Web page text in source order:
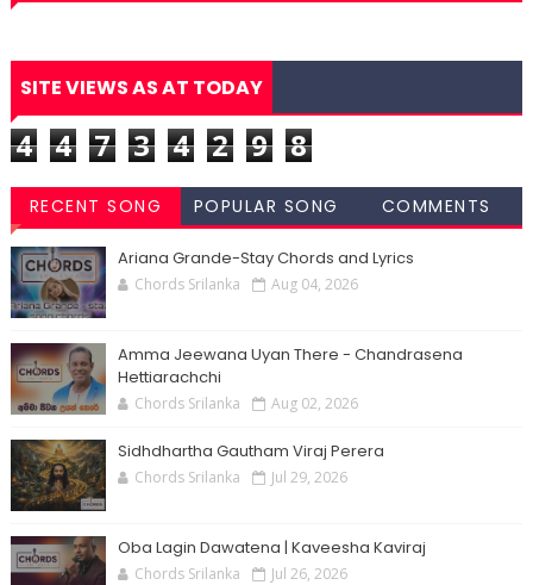
SITE VIEWS AS AT TODAY
4 4 7 3 4 2 9 8
RECENT SONG
CHORDS
POPULAR SONG
COMMENTS
Ariana Grande-Stay Chords and Lyrics
Chords Srilanka Aug 04, 2026
Amma Jeewana Uyan There - Chandrasena
Hettiarachchi
Chords Srilanka Aug 02, 2026
Sidhdhartha Gautham Viraj Perera
Chords Srilanka Jul 29, 2026
Oba Lagin Dawatena | Kaveesha Kaviraj
Chords Srilanka Jul 26, 2026